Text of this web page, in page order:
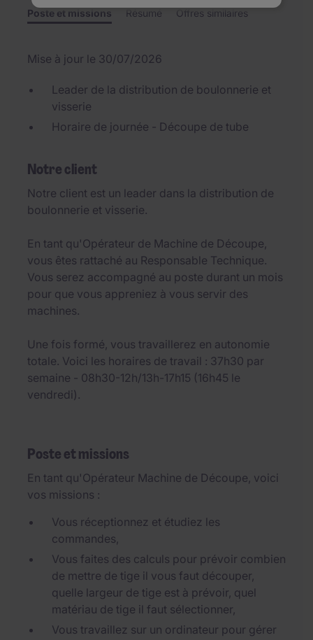
Poste et missions Résumé Offres similaires
Mise à jour le 30/07/2026
Leader de la distribution de boulonnerie et
visserie
Horaire de journée - Découpe de tube
Notre client
Notre client est un leader dans la distribution de
boulonnerie et visserie.
En tant qu'Opérateur de Machine de Découpe,
vous êtes rattaché au Responsable Technique.
Vous serez accompagné au poste durant un mois
pour que vous appreniez à vous servir des
machines.
Une fois formé, vous travaillerez en autonomie
totale. Voici les horaires de travail : 37h30 par
semaine - 08h30-12h/13h-17h15 (16h45 le
vendredi).
Poste et missions
En tant qu'Opérateur Machine de Découpe, voici
vos missions :
Vous réceptionnez et étudiez les
commandes,
Vous faites des calculs pour prévoir combien
de mettre de tige il vous faut découper,
quelle largeur de tige est à prévoir, quel
matériau de tige il faut sélectionner,
Vous travaillez sur un ordinateur pour gérer